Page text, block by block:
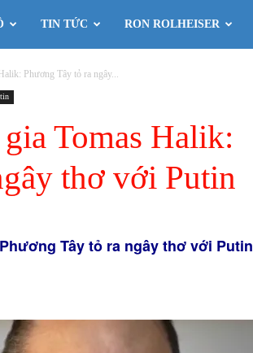
TIN TỨC RON ROLHEISER
Phương Tây tỏ ra ngây...
Tomas Halik:
thơ với Putin
Tây tỏ ra ngây thơ với Putin